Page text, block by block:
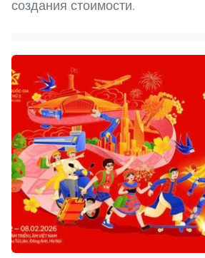
создания стоимости.